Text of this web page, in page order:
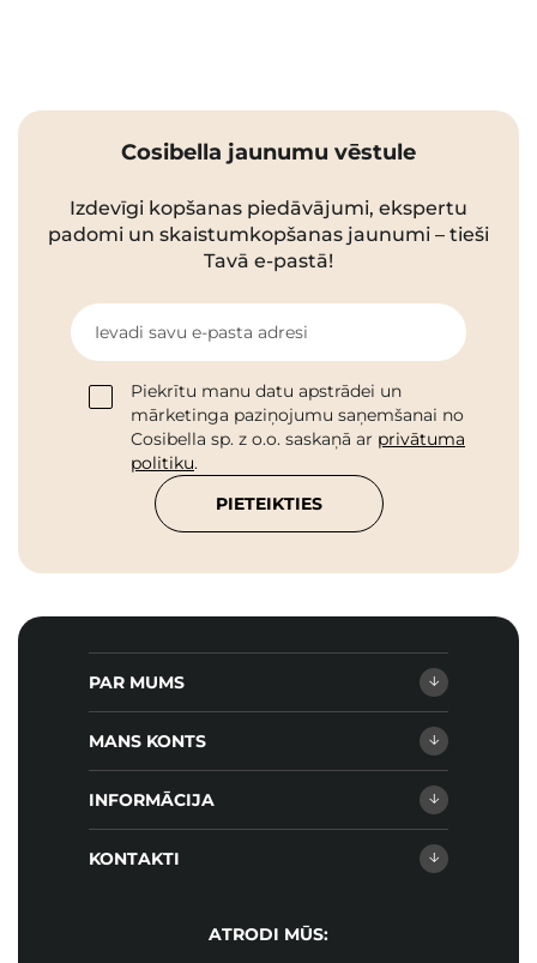
Cosibella jaunumu vēstule
Izdevīgi kopšanas piedāvājumi, ekspertu
padomi un skaistumkopšanas jaunumi – tieši
Tavā e-pastā!
Ievadi savu e-pasta adresi
Piekrītu manu datu apstrādei un
mārketinga paziņojumu saņemšanai no
Cosibella sp. z o.o. saskaņā ar privātuma
politiku.
PIETEIKTIES
PAR MUMS
MANS KONTS
INFORMĀCIJA
KONTAKTI
ATRODI MŪS: